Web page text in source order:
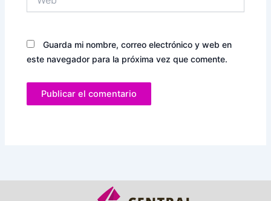
Guarda mi nombre, correo electrónico y web en
este navegador para la próxima vez que comente.